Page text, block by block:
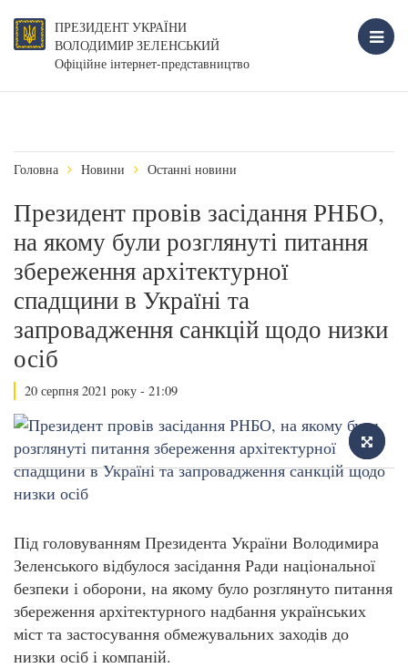
ПРЕЗИДЕНТ УКРАЇНИ
ВОЛОДИМИР ЗЕЛЕНСЬКИЙ
Офіційне інтернет-представництво
Головна Новини Останні новини
Президент провів засідання РНБО,
на якому були розглянуті питання
збереження архітектурної
спадщини в Україні та
запровадження санкцій щодо низки
осіб
20 серпня 2021 року - 21:09
Під головуванням Президента України Володимира
Зеленського відбулося засідання Ради національної
безпеки і оборони, на якому було розглянуто питання
збереження архітектурного надбання українських
міст та застосування обмежувальних заходів до
низки осіб і компаній.